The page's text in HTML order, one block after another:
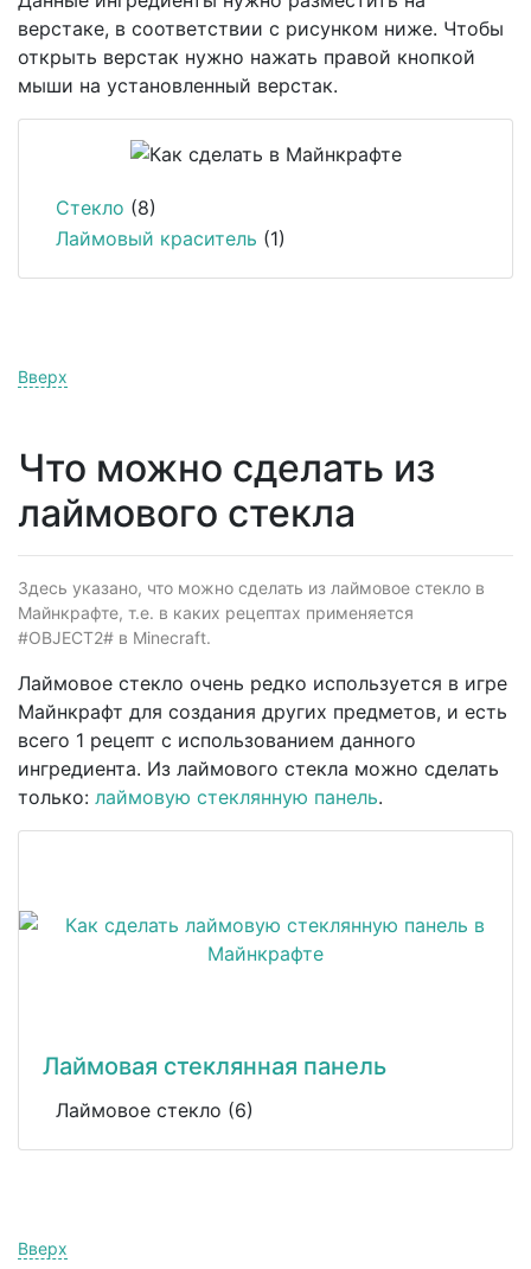
верстаке, в соответствии с рисунком ниже. Чтобы
открыть верстак нужно нажать правой кнопкой
мыши на установленный верстак.
Стекло (8)
Лаймовый краситель (1)
Вверх
Что можно сделать из
лаймового стекла
Здесь указано, что можно сделать из лаймовое стекло в
Майнкрафте, т.е. в каких рецептах применяется
#OBJECT2# в Minecraft.
Лаймовое стекло очень редко используется в игре
Майнкрафт для создания других предметов, и есть
всего 1 рецепт с использованием данного
ингредиента. Из лаймового стекла можно сделать
только: лаймовую стеклянную панель.
Лаймовая стеклянная панель
Лаймовое стекло (6)
Вверх